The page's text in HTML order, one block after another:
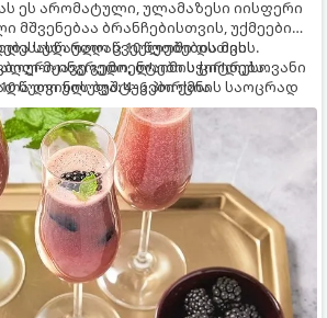
ეს არომატული, ულამაზესი იისფერი
მშვენებაა ბრანჩებისთვის, უქმეების
წვეულებებისთვის.
მჟავე გემო, ლაიმის ციტრუსოვანი
ღვინის ბუშტუკები ქმნის საოცრად
კოქტეილს.
სულ რაღაც 10 წუთში და მის
ინგრედიენტები სჭირდება.
წუთი ულუფა: 4–6 პორცია